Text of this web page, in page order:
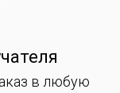
в любую